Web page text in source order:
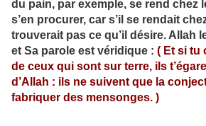
du pain, par exemple, se rend chez
s’en procurer, car s’il se rendait
trouverait pas ce qu’il désire. Allah
et Sa parole est véridique : ( Et si tu
de ceux qui sont sur terre, ils
d’Allah : ils ne suivent que la
fabriquer des mensonges. )